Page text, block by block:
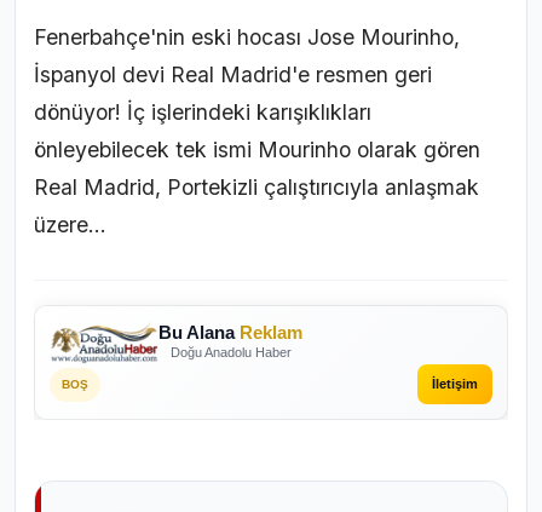
Fenerbahçe'nin eski hocası Jose Mourinho,
İspanyol devi Real Madrid'e resmen geri
dönüyor! İç işlerindeki karışıklıkları
önleyebilecek tek ismi Mourinho olarak gören
Real Madrid, Portekizli çalıştırıcıyla anlaşmak
üzere...
Bu Alana Reklam
Doğu Anadolu Haber
BOŞ İletişim